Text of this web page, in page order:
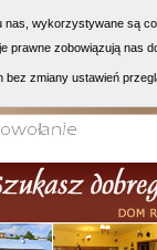
wykorzystywane są
prawne zobowiązują nas
zmiany ustawień